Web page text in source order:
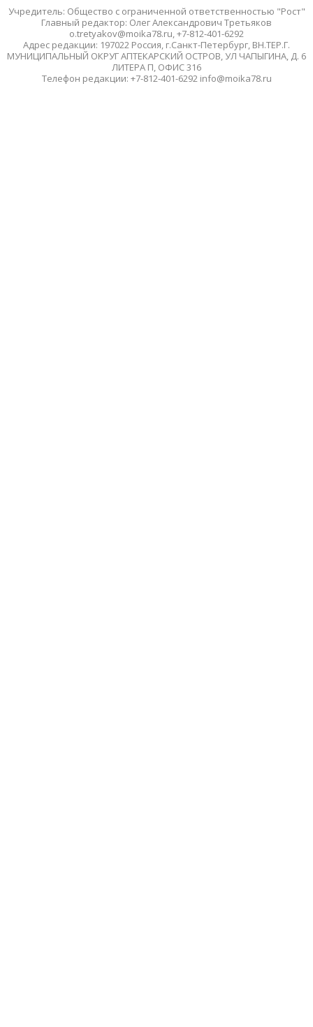
Учредитель: Общество с ограниченной ответственностью "Рост"
Главный редактор: Олег Александрович Третьяков
o.tretyakov@moika78.ru, +7-812-401-6292
Адрес редакции: 197022 Россия, г.Санкт-Петербург, ВН.ТЕР.Г.
МУНИЦИПАЛЬНЫЙ ОКРУГ АПТЕКАРСКИЙ ОСТРОВ, УЛ ЧАПЫГИНА, Д. 6
ЛИТЕРА П, ОФИС 316
Телефон редакции: +7-812-401-6292 info@moika78.ru